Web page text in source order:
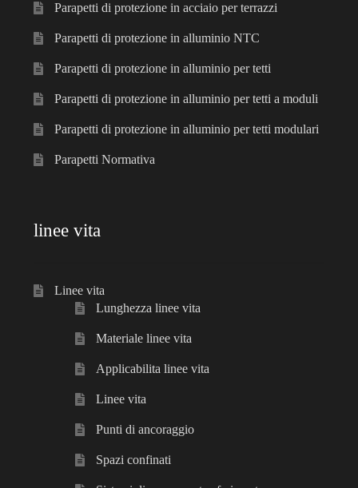
Parapetti di protezione in acciaio per terrazzi
Parapetti di protezione in alluminio NTC
Parapetti di protezione in alluminio per tetti
Parapetti di protezione in alluminio per tetti a moduli
Parapetti di protezione in alluminio per tetti modulari
Parapetti Normativa
linee vita
Linee vita
Lunghezza linee vita
Materiale linee vita
Applicabilita linee vita
Linee vita
Punti di ancoraggio
Spazi confinati